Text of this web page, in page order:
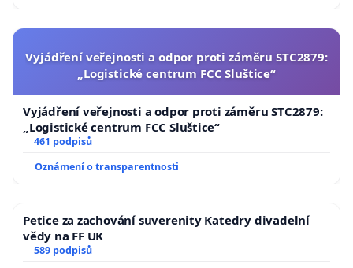
Vyjádření veřejnosti a odpor proti záměru STC2879:
„Logistické centrum FCC Sluštice“
Vyjádření veřejnosti a odpor proti záměru STC2879:
„Logistické centrum FCC Sluštice“
461 podpisů
Oznámení o transparentnosti
Petice za zachování suverenity Katedry divadelní
vědy na FF UK
589 podpisů